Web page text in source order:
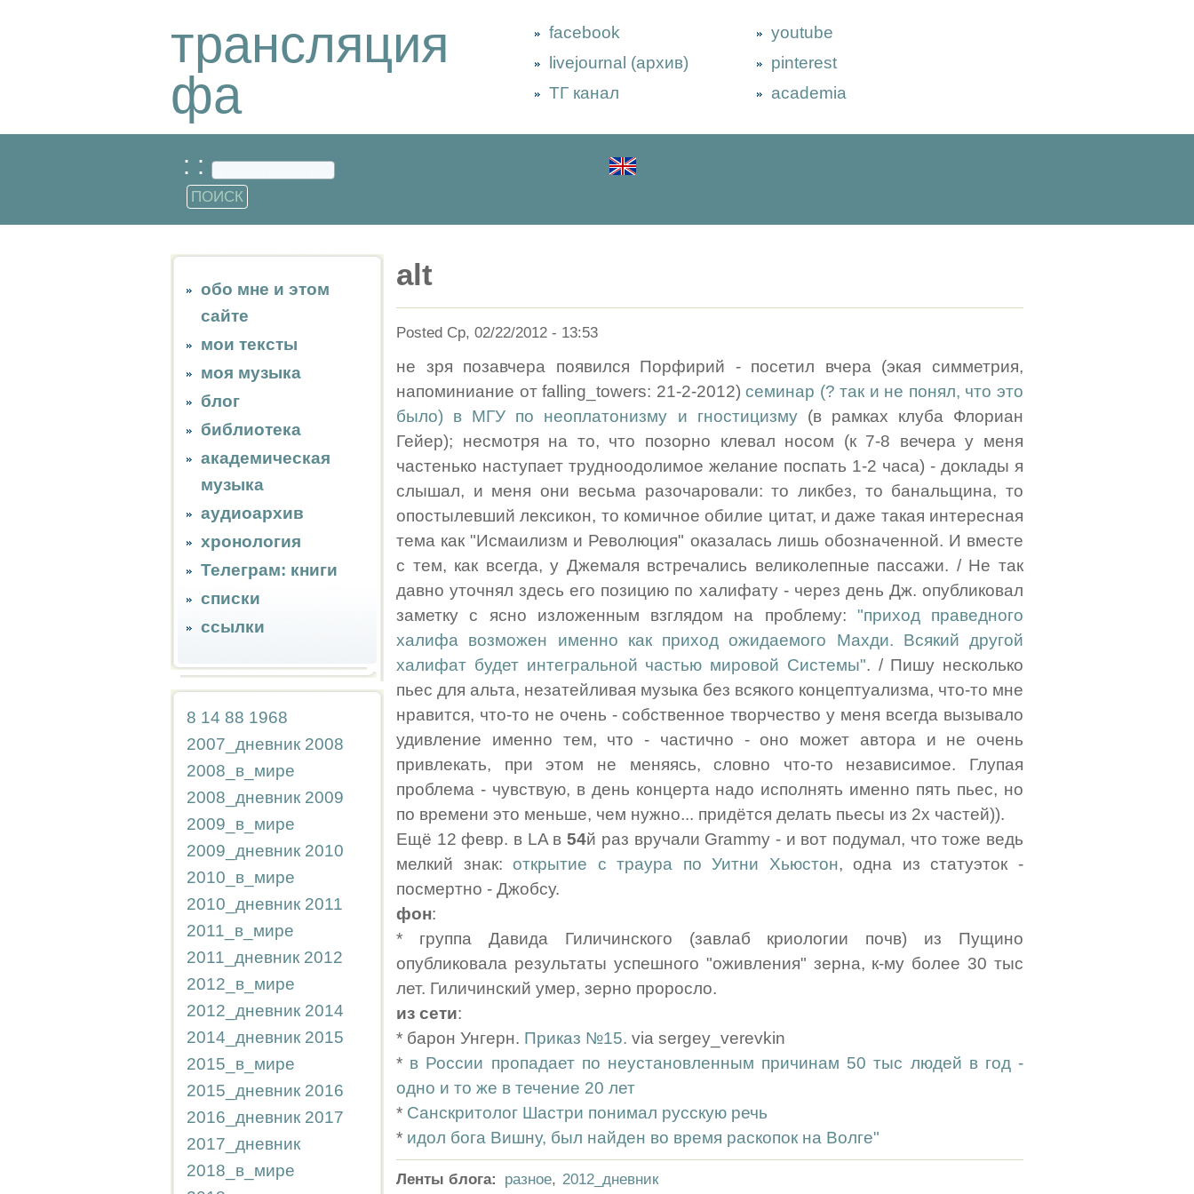
трансляция
фа
facebook
livejournal (архив)
ТГ канал
youtube
pinterest
academia
: :
обо мне и этом
сайте
мои тексты
моя музыка
блог
библиотека
академическая
музыка
аудиоархив
хронология
Телеграм: книги
списки
ссылки
8 14 88 1968
2007_дневник 2008
2008_в_мире
2008_дневник 2009
2009_в_мире
2009_дневник 2010
2010_в_мире
2010_дневник 2011
2011_в_мире
2011_дневник 2012
2012_в_мире
2012_дневник 2014
2014_дневник 2015
2015_в_мире
2015_дневник 2016
2016_дневник 2017
2017_дневник
2018_в_мире
alt
Posted Ср, 02/22/2012 - 13:53
не зря позавчера появился Порфирий - посетил вчера (экая симметрия,
напоминиание от falling_towers: 21-2-2012)семинар (? так и не понял, что это
было) в МГУ по неоплатонизму и гностицизму(в рамках клуба Флориан
Гейер); несмотря на то, что позорно клевал носом (к 7-8 вечера у меня
частенько наступает трудноодолимое желание поспать 1-2 часа) - доклады я
слышал, и меня они весьма разочаровали: то ликбез, то банальщина, то
опостылевший лексикон, то комичное обилие цитат, и даже такая интересная
тема как "Исмаилизм и Революция" оказалась лишь обозначенной. И вместе
с тем, как всегда, у Джемаля встречались великолепные пассажи. / Не так
давно уточнял здесь его позицию по халифату - через день Дж. опубликовал
заметку с ясно изложенным взглядом на проблему: "приход праведного
халифа возможен именно как приход ожидаемого Махди. Всякий другой
халифат будет интегральной частью мировой Системы". / Пишу несколько
пьес для альта, незатейливая музыка без всякого концептуализма, что-то мне
нравится, что-то не очень - собственное творчество у меня всегда вызывало
удивление именно тем, что - частично - оно может автора и не очень
привлекать, при этом не меняясь, словно что-то независимое. Глупая
проблема - чувствую, в день концерта надо исполнять именно пять пьес, но
по времени это меньше, чем нужно... придётся делать пьесы из 2х частей)).
Ещё 12 февр. в LA в54й раз вручали Grammy - и вот подумал, что тоже ведь
мелкий знак:открытие с траура по Уитни Хьюстон, одна из статуэток -
посмертно - Джобсу.
фон:
* группа Давида Гиличинского (завлаб криологии почв) из Пущино
опубликовала результаты успешного "оживления" зерна, к-му более 30 тыс
лет. Гиличинский умер, зерно проросло.
из сети:
* барон Унгерн. Приказ №15. via sergey_verevkin
* в России пропадает по неустановленным причинам 50 тыс людей в год -
одно и то же в течение 20 лет
* Санскритолог Шастри понимал русскую речь
* идол бога Вишну, был найден во время раскопок на Волге"
Ленты блога: разное, 2012_дневник